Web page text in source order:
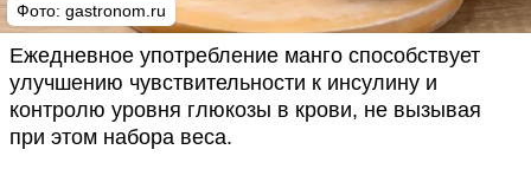
Фото: gastronom.ru
Ежедневное употребление манго способствует
улучшению чувствительности к инсулину и
контролю уровня глюкозы в крови, не вызывая
при этом набора веса.